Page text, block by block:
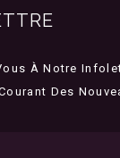
À Notre
Des